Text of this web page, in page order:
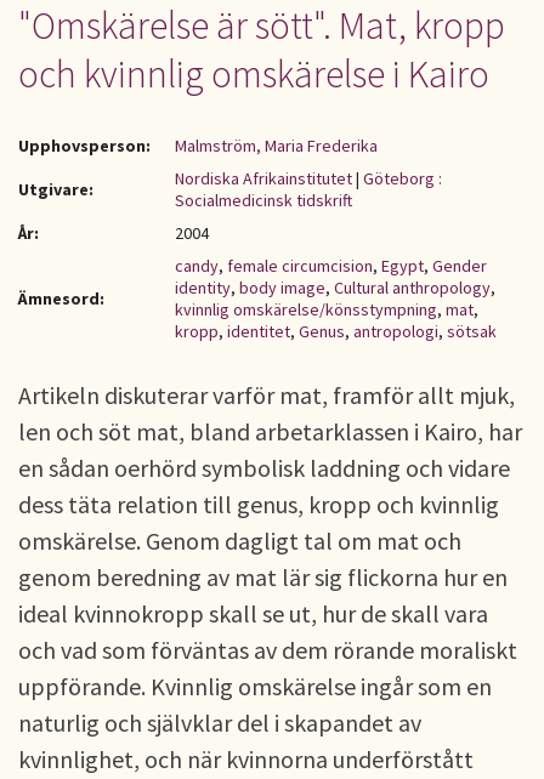
"Omskärelse är sött". Mat, kropp
och kvinnlig omskärelse i Kairo
Upphovsperson:
Malmström, Maria Frederika
Utgivare:
Nordiska Afrikainstitutet| Göteborg :
Socialmedicinsk tidskrift
År:
2004
Ämnesord:
candy, female circumcision, Egypt, Gender
identity, body image, Cultural anthropology,
kvinnlig omskärelse/könsstympning, mat,
kropp, identitet, Genus, antropologi, sötsak
Artikeln diskuterar varför mat, framför allt mjuk,
len och söt mat, bland arbetarklassen i Kairo, har
en sådan oerhörd symbolisk laddning och vidare
dess täta relation till genus, kropp och kvinnlig
omskärelse. Genom dagligt tal om mat och
genom beredning av mat lär sig flickorna hur en
ideal kvinnokropp skall se ut, hur de skall vara
och vad som förväntas av dem rörande moraliskt
uppförande. Kvinnlig omskärelse ingår som en
naturlig och självklar del i skapandet av
kvinnlighet, och när kvinnorna underförstått